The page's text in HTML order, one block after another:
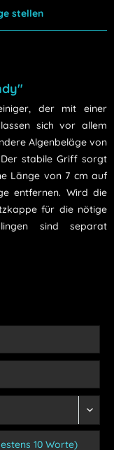
stellen
der mit einer
sich vor allem
Algenbeläge von
Der stabile Griff sorgt
Länge von 7 cm auf
entfernen. Wird die
für die nötige
sind separat